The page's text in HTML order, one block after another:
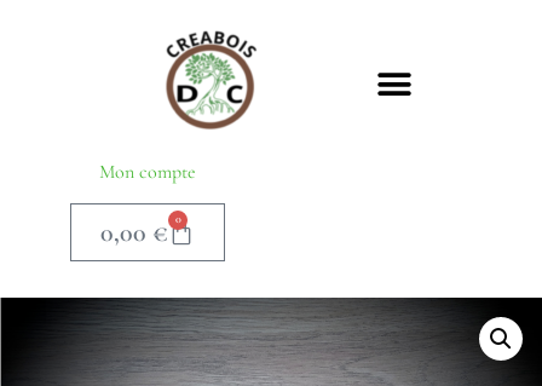
Mon compte
0,00 € 0